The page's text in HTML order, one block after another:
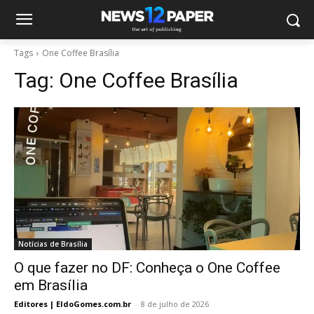
Tags One Coffee Brasília
Tag: One Coffee Brasília
Notícias de Brasília
O que fazer no DF: Conheça o One Coffee
em Brasília
Editores | EldoGomes.com.br - 8 de julho de 2026